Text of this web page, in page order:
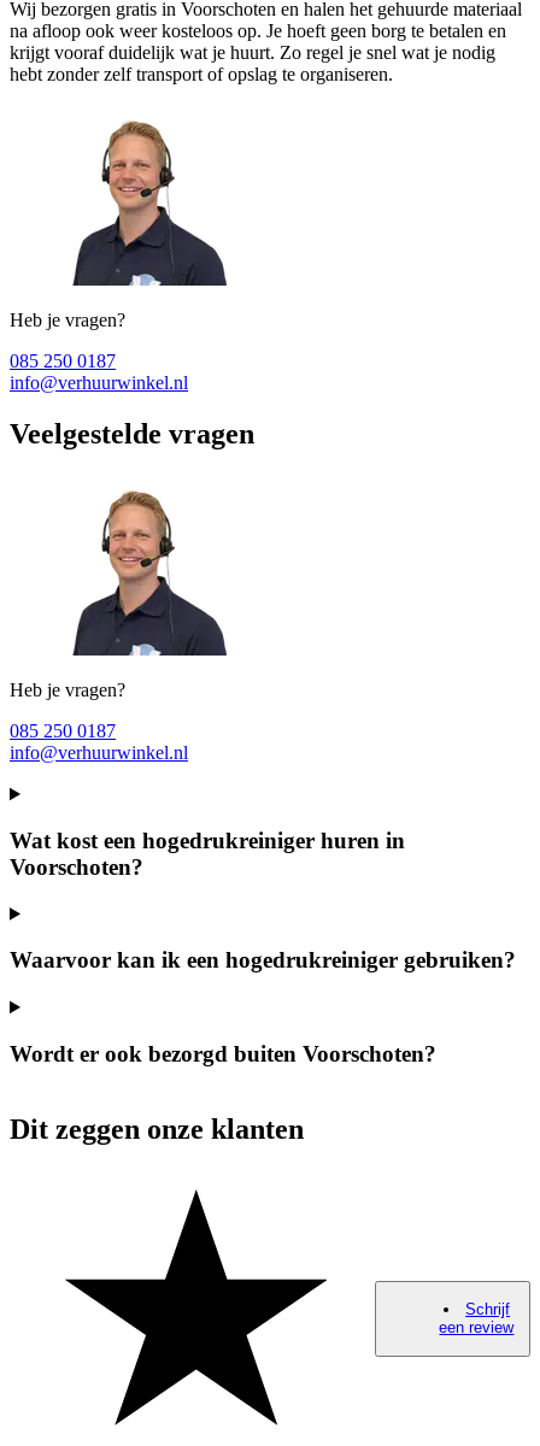
Wij bezorgen gratis in Voorschoten en halen het gehuurde materiaal
na afloop ook weer kosteloos op. Je hoeft geen borg te betalen en
krijgt vooraf duidelijk wat je huurt. Zo regel je snel wat je nodig
hebt zonder zelf transport of opslag te organiseren.
Heb je vragen?
085 250 0187
info@verhuurwinkel.nl
Veelgestelde vragen
Heb je vragen?
085 250 0187
info@verhuurwinkel.nl
Wat kost een hogedrukreiniger huren in
Voorschoten?
Waarvoor kan ik een hogedrukreiniger gebruiken?
Wordt er ook bezorgd buiten Voorschoten?
Dit zeggen onze klanten
Schrijf
een review